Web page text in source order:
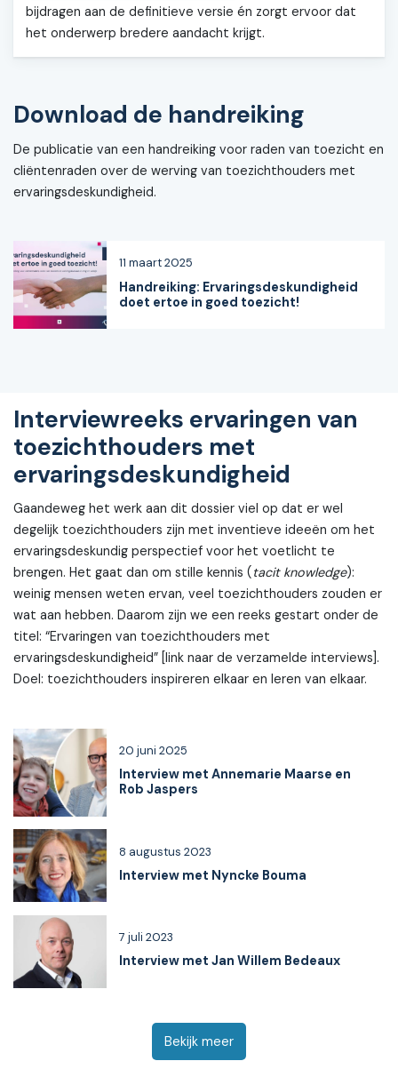
bijdragen aan de definitieve versie én zorgt ervoor dat
het onderwerp bredere aandacht krijgt.
Download de handreiking
De publicatie van een handreiking voor raden van toezicht en
cliëntenraden over de werving van toezichthouders met
ervaringsdeskundigheid.
Handreiking: Ervaringsdeskundigheid
doet ertoe in goed toezicht!
11 maart 2025
Interviewreeks ervaringen van
toezichthouders met
ervaringsdeskundigheid
Gaandeweg het werk aan dit dossier viel op dat er wel
degelijk toezichthouders zijn met inventieve ideeën om het
ervaringsdeskundig perspectief voor het voetlicht te
brengen. Het gaat dan om stille kennis ( tacit knowledge):
weinig mensen weten ervan, veel toezichthouders zouden er
wat aan hebben. Daarom zijn we een reeks gestart onder de
titel: “Ervaringen van toezichthouders met
ervaringsdeskundigheid” [link naar de verzamelde interviews].
Doel: toezichthouders inspireren elkaar en leren van elkaar.
Interview met Annemarie Maarse en
Rob Jaspers
20 juni 2025
Interview met Nyncke Bouma
8 augustus 2023
Interview met Jan Willem Bedeaux
7 juli 2023
Bekijk meer